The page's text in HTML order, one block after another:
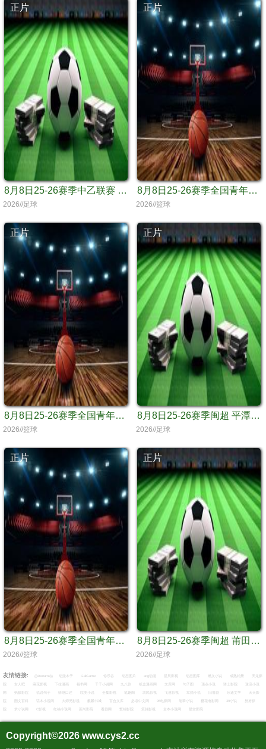
正片
8月8日25-26赛季中乙联赛 上海海港B队VS山东泰山B队
2026//足球
正片
8月8日25-26赛季全国青年篮球联赛 四川锦城69VS62吉林东北虎
2026//篮球
正片
8月8日25-26赛季全国青年篮球联赛 龙狮青年61VS76浙江广厦
2026//篮球
正片
8月8日25-26赛季闽超 平潭队VS漳州队
2026//足球
正片
8月8日25-26赛季全国青年篮球联赛 北京首钢65VS71青岛国信海天
2026//篮球
正片
8月8日25-26赛季闽超 莆田队VS龙岩队
2026//足球
友情链接: {{sitename}} 动漫本子 GalGame 你乐谷 动态图片 acg动漫 动态图库 燃文小说 成熟相册
女人吧 麻花影视 下拉漫画 福书网 千千小说网 九八剧 文库网 句子图 顶点小说 逆流小说
蚂蚁影院 说说句子 情感口述 耽美小说 全集影视 笔趣阁 农民影视 飞速影视 军婚小说 乐迪文学
图文百科 话本小说网 大师兄影视 麒麟书城 百合文库 必读中文网 95电影网 笔翠小说 樱花电影网 39小说 努努影
求小说网 C影视 红袖小说网 新尚影院 繁锦影院 策驰影视 全本小说网 星空影院
Copyright©2026 www.cys2.cc